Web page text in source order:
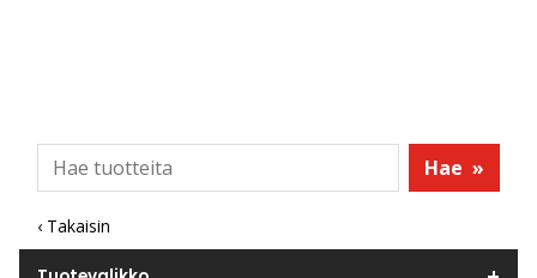
Hae »
‹ Takaisin